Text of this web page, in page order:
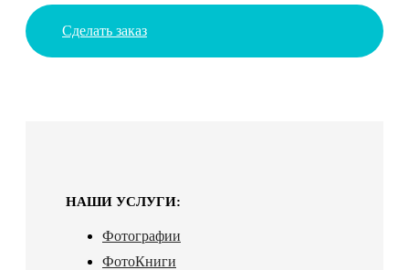
Сделать заказ
НАШИ УСЛУГИ:
Фотографии
ФотоКниги